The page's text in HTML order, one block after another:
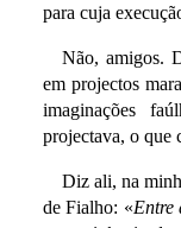
para cuja
Não, amigos.
em projectos
imaginações
projectava, o que
Diz ali, na
de Fialho: «Entre